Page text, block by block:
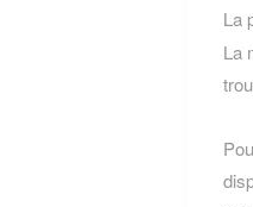
La
La